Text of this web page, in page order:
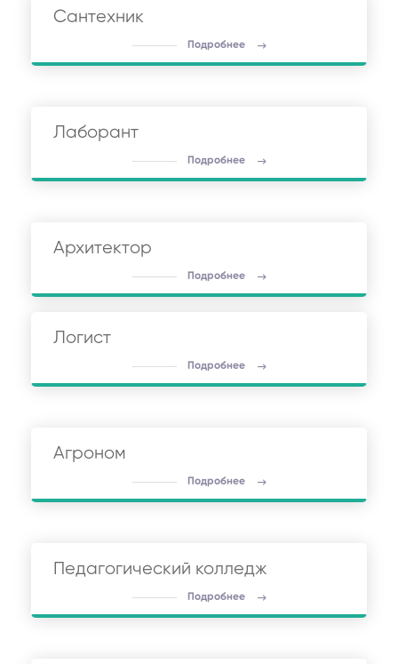
Сантехник
Подробнее
Лаборант
Подробнее
Архитектор
Подробнее
Логист
Подробнее
Агроном
Подробнее
Педагогический колледж
Подробнее